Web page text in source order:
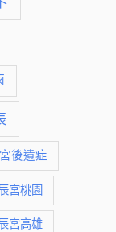
後遺症
宮桃園
宮高雄